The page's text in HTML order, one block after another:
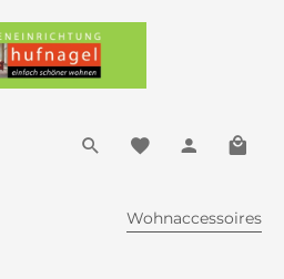
Wohnaccessoires